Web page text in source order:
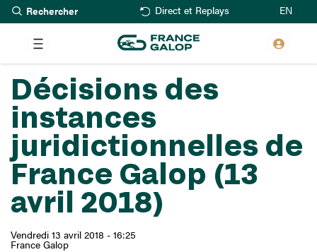
Aller
au
contenu
principal
Rechercher Direct et Replays EN
Décisions des
instances
juridictionnelles de
France Galop (13
avril 2018)
Vendredi 13 avril 2018 - 16:25
France Galop